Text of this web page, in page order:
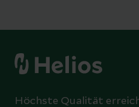
Höchste Qualität